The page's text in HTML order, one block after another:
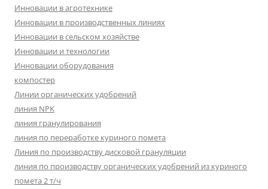
Инновации в агротехнике
Инновации в производственных линиях
Инновации в сельском хозяйстве
Инновации и технологии
Инновации оборудования
компостер
Линии органических удобрений
линия NPK
линия гранулирования
линия по переработке куриного помета
Линия по производству дисковой грануляции
линия по производству органических удобрений из куриного
помета 2 т/ч